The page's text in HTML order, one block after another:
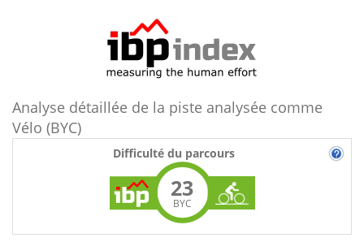
Analyse détaillée de la piste analysée comme
Vélo (BYC)
Difficulté du parcours
23
BYC